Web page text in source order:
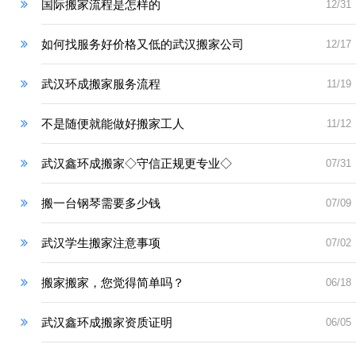
国际搬家流程是怎样的 12/31
如何找服务好价格又低的武汉搬家公司 12/17
武汉环成搬家服务流程 11/19
不是随便就能做好搬家工人 11/12
武汉鑫环成搬家◇守信正规更专业◇ 07/31
搬一台钢琴需要多少钱 07/09
武汉学生搬家注意事项 07/02
搬家搬家，您觉得简单吗？ 06/18
武汉鑫环成搬家资质证明 06/05